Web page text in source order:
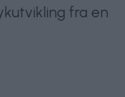
fra en